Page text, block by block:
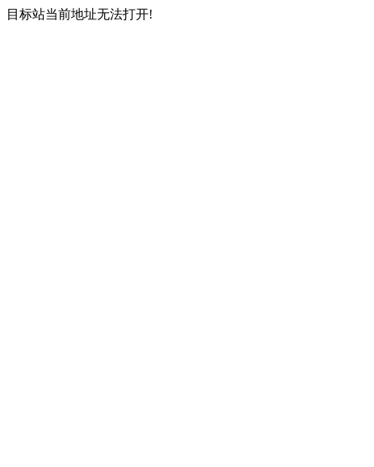
目标站当前地址无法打开!